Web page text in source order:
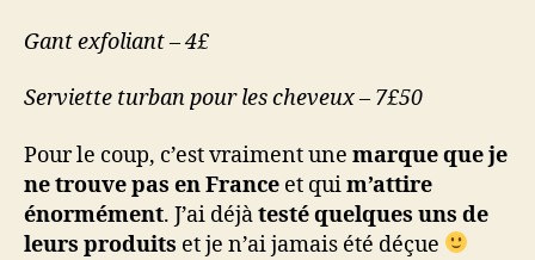
Gant exfoliant – 4£
Serviette turban pour les cheveux – 7£50
Pour le coup, c’est vraiment une marque que je
ne trouve pas en France et quim’attire
énormément. J’ai déjàtesté quelques uns de
leurs produits et je n’ai jamais été déçue